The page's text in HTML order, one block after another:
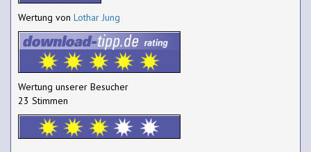
Wertung von Lothar Jung
Wertung unserer Besucher
23 Stimmen